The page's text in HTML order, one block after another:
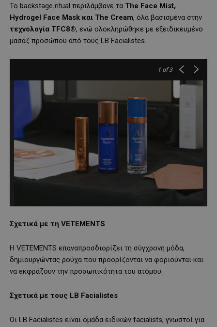
Το backstage ritual περιλάμβανε τα The Face Mist,
Hydrogel Face Mask και The Cream, όλα βασισμένα στην
τεχνολογία TFC8®, ενώ ολοκληρώθηκε με εξειδικευμένο
μασάζ προσώπου από τους LB Facialistes.
1 of 3
Σχετικά με τη VETEMENTS
Η VETEMENTS επαναπροσδιορίζει τη σύγχρονη μόδα,
δημιουργώντας ρούχα που προορίζονται να φοριούνται και
να εκφράζουν την προσωπικότητα του ατόμου.
Σχετικά με τους LB Facialistes
Οι LB Facialistes είναι ομάδα ειδικών facialists, γνωστοί για